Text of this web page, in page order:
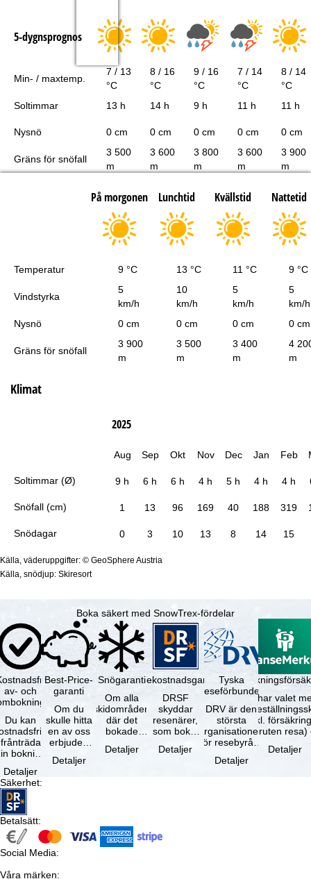
5-dygnsprognos
Min- / maxtemp.
7 / 13
°C
8 / 16
°C
9 / 16
°C
7 / 14
°C
8 / 14
°C
Soltimmar
13 h 14 h 9 h 11 h 11 h
Nysnö 0 cm 0 cm 0 cm 0 cm 0 cm
Gräns för snöfall
3 500
m
3 600
m
3 800
m
3 600
m
3 900
m
På morgonen Lunchtid Kvällstid Nattetid
Temperatur 9 °C 13 °C 11 °C 9 °C
Vindstyrka
5
km/h
10
km/h
5
km/h
5
km/h
Nysnö
0 cm 0 cm 0 cm 0 cm
Gräns för snöfall
3 900
m
3 500
m
3 400
m
4
m
Klimat
Soltimmar (Ø)
Snöfall (cm)
Snödagar
2025
Aug Sep Okt Nov Dec Jan Feb
9 h 6 h 6 h 4 h 5 h 4 h 4 h
1 13 96 169 40 188 319
0 3 10 13 8 14 15
Källa, väderuppgifter: © GeoSphere Austria
Källa, snödjup: Skiresort
Boka säkert med SnowTrex-fördelar
av- och
Du kan
frånträda
bokning
efter
…
Detaljer
Best-Price-
garanti
Om du
skulle hitta
en av oss
erbjuden
samma
Detaljer
Snögaranti
Om alla
skidområden
där det
bokade
gäller –
Detaljer
Resekostnadsgaranti
DRSF
skyddar
resenärer,
som bokat
paketresa
Detaljer
Tyska
reseförbundet
DRV är den
största
organisationen
för resebyråer
researrangörer
Detaljer
Du har valet
(inkl.
avbruten resa)
Detaljer
Säkerhet:
Betalsätt:
Social Media:
Våra märken: